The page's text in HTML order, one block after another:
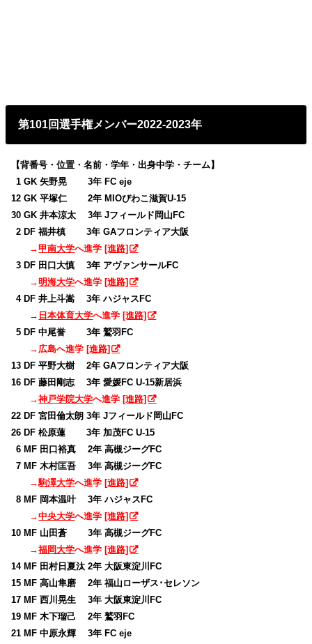
第101回選手権メンバー2022-2023年
【背番号・位置・名前・学年・出身中学・チーム】
01 GK 矢野晃 3年 FC eje
12 GK 平塚仁 2年 MIOびわこ滋賀U-15
30 GK 井本涼太 3年 Jフィールド岡山FC
02 DF 福井槙 3年 GAフロンティア大阪
→甲南大学へ進学 [進路]
03 DF 田口大慎 3年 アヴァンサールFC
→明海大学へ進学 [進路]
04 DF 井上斗嵩 3年 ハジャスFC
→ 日本体育大学へ進学 [進路]
05 DF 中尾誉 3年 鷲羽FC
→広島へ進学 [進路]
13 DF 平野大樹 2年 GAフロンティア大阪
16 DF 藤田剛志 3年 愛媛FC U-15新居浜
→神戸学院大学へ進学 [進路]
22 DF 宮田倫太朗 3年 Jフィールド岡山FC
26 DF 松原蓮 3年 加茂FC U-15
06 MF 田口裕真 2年 高槻ジーグFC
07 MF 木村匡吾 3年 高槻ジーグFC
→駒澤大学へ進学 [進路]
08 MF 岡本温叶 3年 ハジャスFC
→中央大学へ進学 [進路]
10 MF 山田蒼 3年 高槻ジーグFC
→福岡大学へ進学 [進路]
14 MF 田村日夏汰 2年 大阪東淀川FC
15 MF 高山隼磨 2年 福山ローザス･セレソン
17 MF 西川晃生 3年 大阪東淀川FC
19 MF 木下瑠己 2年 鷲羽FC
21 MF 中原永輝 3年 FC eje